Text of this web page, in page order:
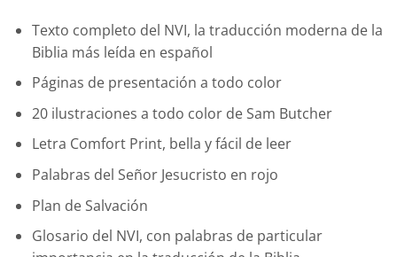
Texto completo del NVI, la traducción moderna de la
Biblia más leída en español
Páginas de presentación a todo color
20 ilustraciones a todo color de Sam Butcher
Letra Comfort Print, bella y fácil de leer
Palabras del Señor Jesucristo en rojo
Plan de Salvación
Glosario del NVI, con palabras de particular